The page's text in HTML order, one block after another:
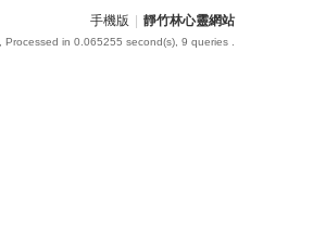
手機版 靜竹林心靈網站
, Processed in 0.065255 second(s), 9 queries .